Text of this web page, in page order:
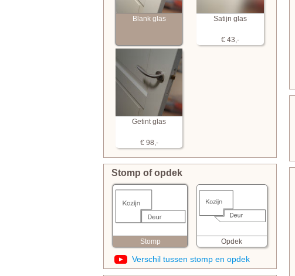
Blank glas Satijn glas
€ 43,-
Getint glas
€ 98,-
Stomp of opdek
Stomp Opdek
Verschil tussen stomp en opdek